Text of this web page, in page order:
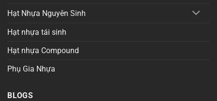
Hạt Nhựa Nguyên Sinh
Hạt nhựa tái sinh
Hạt nhựa Compound
Phụ Gia Nhựa
BLOGS